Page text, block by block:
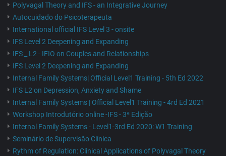
Polyvagal Theory and IFS - an Integrative Journey
Autocuidado do Psicoterapeuta
International official IFS Level 3 - onsite
IFS Level 2 Deepening and Expanding
IFS _ L2 - IFIO on Couples and Relationships
IFS Level 2 Deepening and Expanding
Internal Family Systems| Official Level1 Training - 5th Ed 2022
IFS L2 on Depression, Anxiety and Shame
Internal Family Systems | Official Level1 Training - 4rd Ed 2021
Workshop Introdutório online -IFS - 3ª Edição
Internal Family Systems - Level1-3rd Ed 2020: W1 Training
Seminário de Supervisão Clínica
Rythm of Regulation: Clinical Applications of Polyvagal Theory